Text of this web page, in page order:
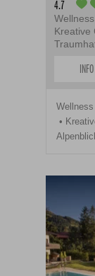
4.7
Kreative
INFO